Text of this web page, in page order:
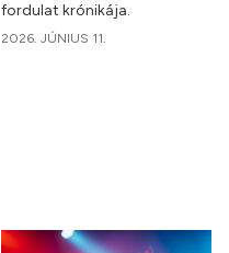
fordulat krónikája.
2026. JÚNIUS 11.